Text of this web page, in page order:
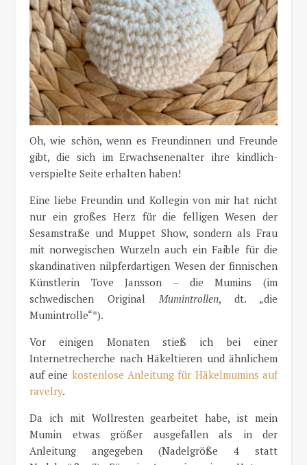
Oh, wie schön, wenn es Freundinnen und Freunde
gibt, die sich im Erwachsenenalter ihre kindlich-
verspielte Seite erhalten haben!
Eine liebe Freundin und Kollegin von mir hat nicht
nur ein großes Herz für die felligen Wesen der
Sesamstraße und Muppet Show, sondern als Frau
mit norwegischen Wurzeln auch ein Faible für die
skandinativen nilpferdartigen Wesen der finnischen
Künstlerin Tove Jansson – die Mumins (im
schwedischen Original Mumintrollen, dt. „die
Mumintrolle“*).
Vor einigen Monaten stieß ich bei einer
Internetrecherche nach Häkeltieren und ähnlichem
auf eine kostenlose Anleitung für Häkelmumins auf
ravelry.
Da ich mit Wollresten gearbeitet habe, ist mein
Mumin etwas größer ausgefallen als in der
Anleitung angegeben (Nadelgröße 4 statt